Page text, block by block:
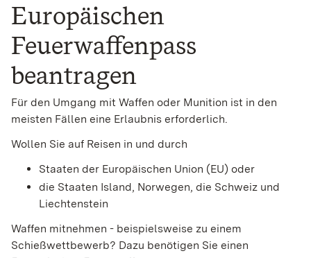
Europäischen
Feuerwaffenpass
beantragen
Für den Umgang mit Waffen oder Munition ist in den
meisten Fällen eine Erlaubnis erforderlich.
Wollen Sie auf Reisen in und durch
Staaten der Europäischen Union (EU) oder
die Staaten Island, Norwegen, die Schweiz und
Liechtenstein
Waffen mitnehmen - beispielsweise zu einem
Schießwettbewerb? Dazu benötigen Sie einen